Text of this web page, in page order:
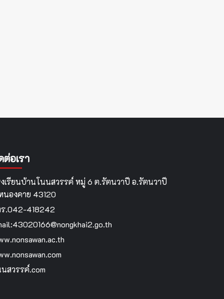
ต่อเรา
เรียนบ้านโนนสวรรค์ หมู่ 6 ต.รัตนวาปี อ.รัตนวาปี
นองคาย 43120
.042-418242
สวรรค์.com